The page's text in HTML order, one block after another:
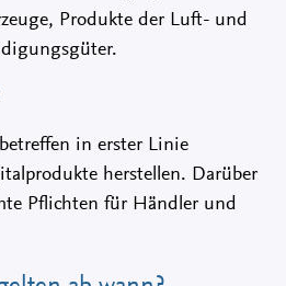
Produkte der Luft- und
in erster Linie
herstellen. Darüber
Pflichten für Händler und